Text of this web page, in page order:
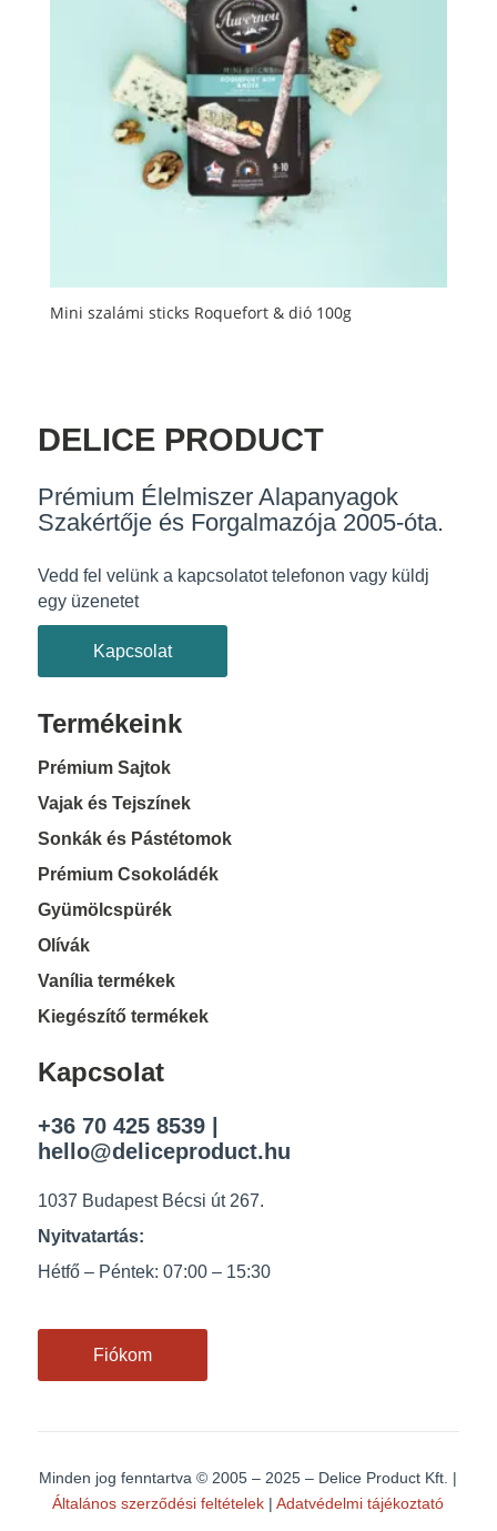
Mini szalámi sticks Roquefort & dió 100g
DELICE PRODUCT
Prémium Élelmiszer Alapanyagok
Szakértője és Forgalmazója 2005-óta.
Vedd fel velünk a kapcsolatot telefonon vagy küldj
egy üzenetet
Kapcsolat
Termékeink
Prémium Sajtok
Vajak és Tejszínek
Sonkák és Pástétomok
Prémium Csokoládék
Gyümölcspürék
Olívák
Vanília termékek
Kiegészítő termékek
Kapcsolat
+36 70 425 8539|
hello@deliceproduct.hu
1037 Budapest Bécsi út 267.
Nyitvatartás:
Hétfő – Péntek: 07:00 – 15:30
Fiókom
Minden jog fenntartva© 2005 – 2025 – Delice Product Kft. |
Általános szerződési feltételek |Adatvédelmi tájékoztató